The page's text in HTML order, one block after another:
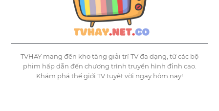
TVHAY mang đến kho tàng giải trí TV đa dạng, từ các bộ
phim hấp dẫn đến chương trình truyền hình đỉnh cao.
Khám phá thế giới TV tuyệt vời ngay hôm nay!